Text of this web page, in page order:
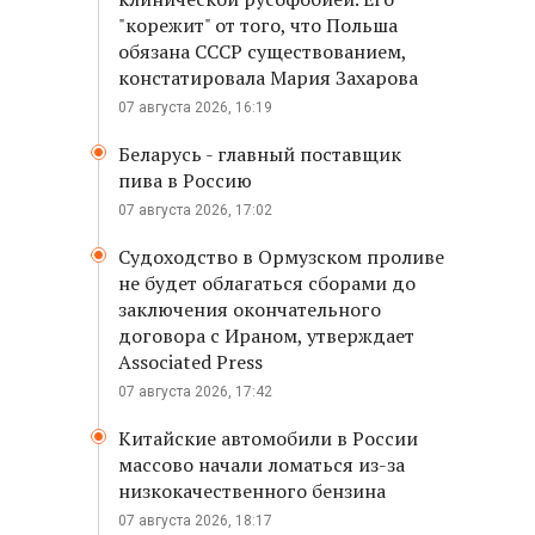
"корежит" от того, что Польша
обязана СССР существованием,
констатировала Мария Захарова
07 августа 2026, 16:19
Беларусь - главный поставщик
пива в Россию
07 августа 2026, 17:02
Судоходство в Ормузском проливе
не будет облагаться сборами до
заключения окончательного
договора с Ираном, утверждает
Associated Press
07 августа 2026, 17:42
Китайские автомобили в России
массово начали ломаться из-за
низкокачественного бензина
07 августа 2026, 18:17